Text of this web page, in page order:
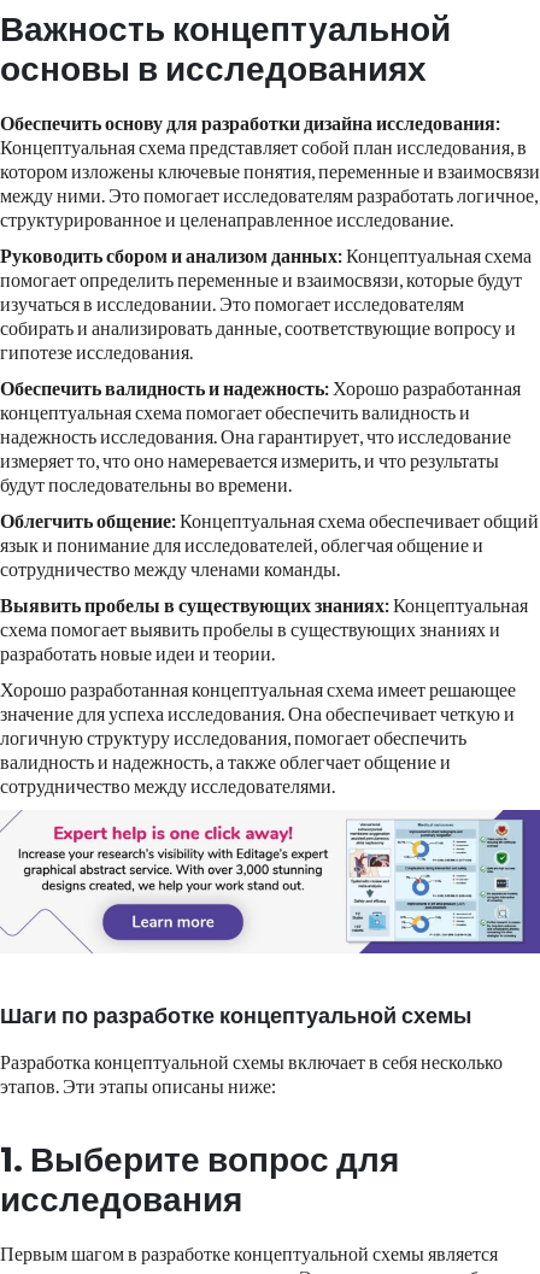
Важность концептуальной
основы в исследованиях
Обеспечить основу для разработки дизайна исследования:
Концептуальная схема представляет собой план исследования, в
котором изложены ключевые понятия, переменные и взаимосвязи
между ними. Это помогает исследователям разработать логичное,
структурированное и целенаправленное исследование.
Руководить сбором и анализом данных:Концептуальная схема
помогает определить переменные и взаимосвязи, которые будут
изучаться в исследовании. Это помогает исследователям
собирать и анализировать данные, соответствующие вопросу и
гипотезе исследования.
Обеспечить валидность и надежность: Хорошо разработанная
концептуальная схема помогает обеспечить валидность и
надежность исследования. Она гарантирует, что исследование
измеряет то, что оно намеревается измерить, и что результаты
будут последовательны во времени.
Облегчить общение:Концептуальная схема обеспечивает общий
язык и понимание для исследователей, облегчая общение и
сотрудничество между членами команды.
Выявить пробелы в существующих знаниях:Концептуальная
схема помогает выявить пробелы в существующих знаниях и
разработать новые идеи и теории.
Хорошо разработанная концептуальная схема имеет решающее
значение для успеха исследования. Она обеспечивает четкую и
логичную структуру исследования, помогает обеспечить
валидность и надежность, а также облегчает общение и
сотрудничество между исследователями.
Шаги по разработке концептуальной схемы
Разработка концептуальной схемы включает в себя несколько
этапов. Эти этапы описаны ниже:
1. Выберите вопрос для
исследования
Первым шагом в разработке концептуальной схемы является